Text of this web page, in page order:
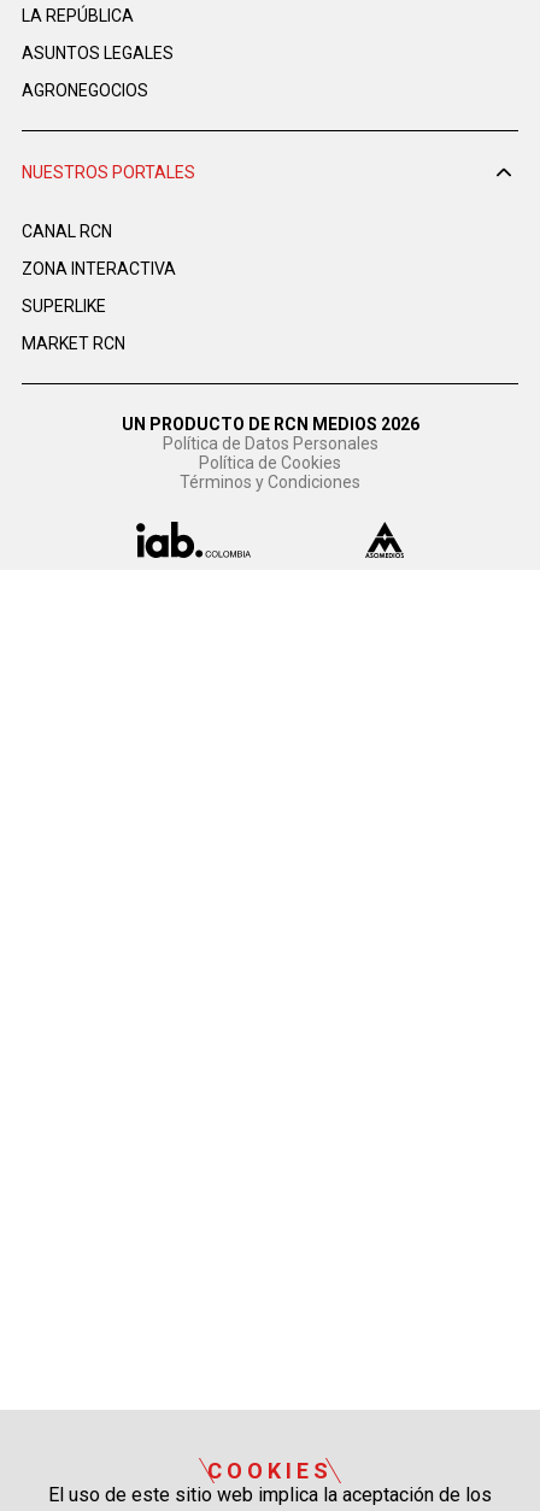
LA REPÚBLICA
ASUNTOS LEGALES
AGRONEGOCIOS
NUESTROS PORTALES
CANAL RCN
ZONA INTERACTIVA
SUPERLIKE
MARKET RCN
UN PRODUCTO DE RCN MEDIOS 2026
Política de Datos Personales
Política de Cookies
Términos y Condiciones
COOKIES
El uso de este sitio web implica la aceptación de los